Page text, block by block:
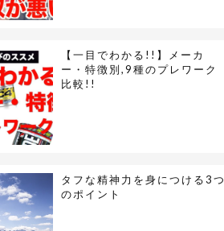
【一目でわかる!!】メーカ
ー・特徴別,9種のプレワーク
比較!!
タフな精神力を身につける3つ
のポイント